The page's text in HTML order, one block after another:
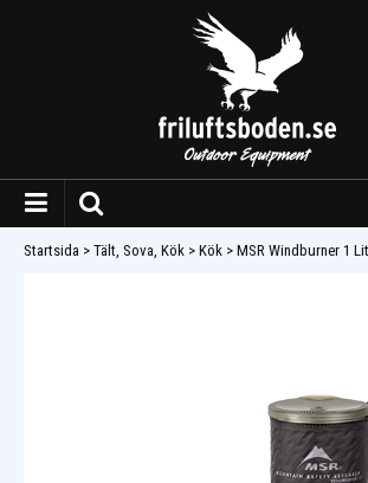
Startsida > Tält, Sova, Kök > Kök > MSR Windburner 1